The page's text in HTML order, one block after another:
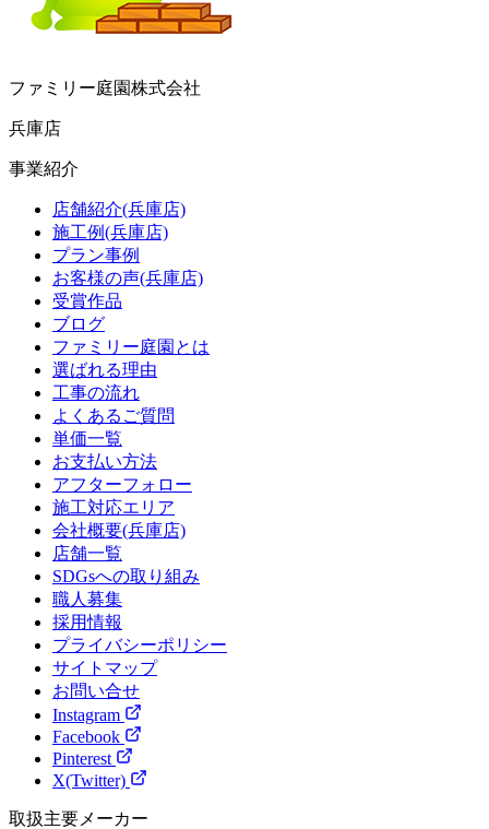
ファミリー庭園株式会社
兵庫店
事業紹介
店舗紹介(兵庫店)
施工例(兵庫店)
プラン事例
お客様の声(兵庫店)
受賞作品
ブログ
ファミリー庭園とは
選ばれる理由
工事の流れ
よくあるご質問
単価一覧
お支払い方法
アフターフォロー
施工対応エリア
会社概要(兵庫店)
店舗一覧
SDGsへの取り組み
職人募集
採用情報
プライバシーポリシー
サイトマップ
お問い合せ
Instagram
Facebook
Pinterest
X(Twitter)
取扱主要メーカー